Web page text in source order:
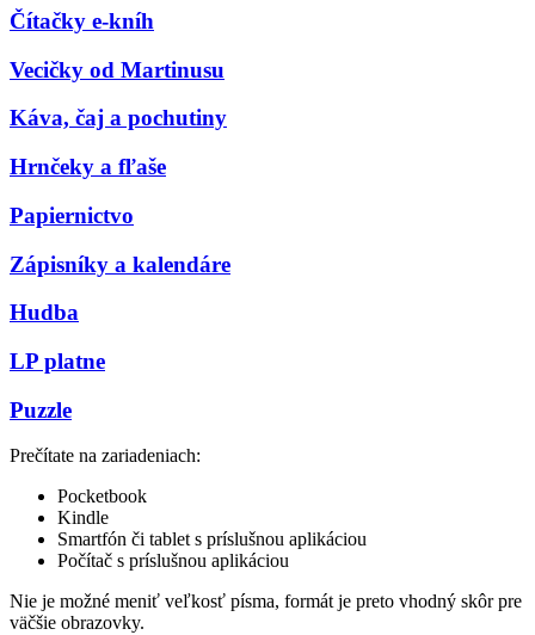
Čítačky e-kníh
Vecičky od Martinusu
Káva, čaj a pochutiny
Hrnčeky a fľaše
Papiernictvo
Zápisníky a kalendáre
Hudba
LP platne
Puzzle
Prečítate na zariadeniach:
Pocketbook
Kindle
Smartfón či tablet s príslušnou aplikáciou
Počítač s príslušnou aplikáciou
Nie je možné meniť veľkosť písma, formát je preto vhodný skôr pre
väčšie obrazovky.